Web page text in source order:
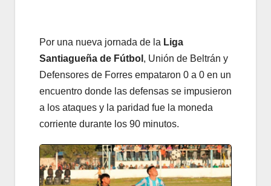
Por una nueva jornada de la Liga
Santiagueña de Fútbol , Unión de Beltrán y
Defensores de Forres empataron 0 a 0 en un
encuentro donde las defensas se impusieron
a los ataques y la paridad fue la moneda
corriente durante los 90 minutos.